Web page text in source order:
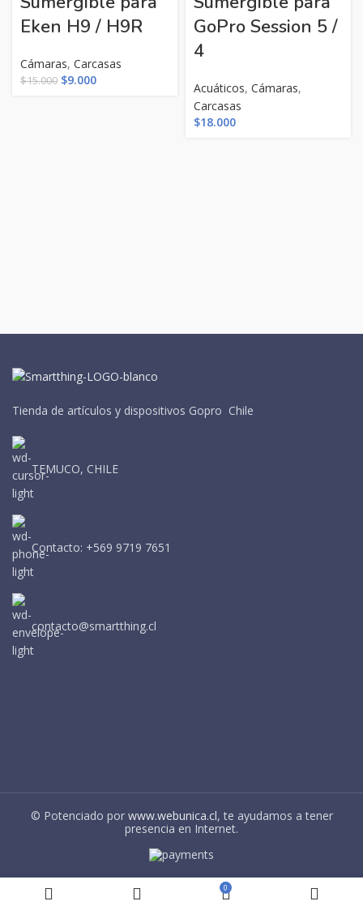
Eken H9 / H9R
Cámaras, Carcasas
$15.000 El
$9.000El
GoPro Session 5 /
4
Acuáticos, Cámaras,
Carcasas
$18.000
Tienda de artículos y dispositivos Gopro Chile
TEMUCO, CHILE
Contacto: +569 9719 7651
contacto@smartthing.cl
© Potenciado por www.webunica.cl, te ayudamos a tener
presencia en Internet.
0